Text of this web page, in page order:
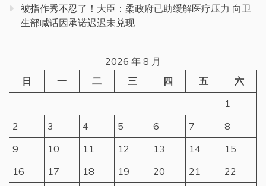
被指作秀不忍了！大臣：柔政府已助缓解医疗压力 向卫
生部喊话因承诺迟迟未兑现
2026 年 8 月
日
一 二 三 四 五
六
1
2
3 4 5 6 7
8
9
10 11 12 13 14
15
16
17 18 19 20 21
22